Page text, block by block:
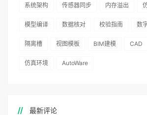
系统架构 传感器同步 内存溢出
模型编译 数据核对 校验指南 数
隔离槽 视图模板 BIM建模 CAD
仿真环境 AutoWare
最新评论